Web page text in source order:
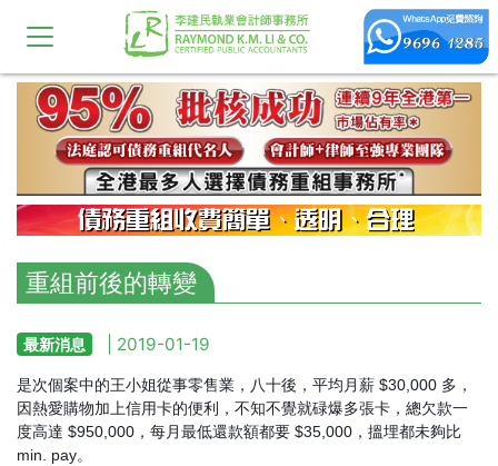
重組前後的轉變
最新消息 | 2019-01-19
是次個案中的王小姐從事零售業，八十後，平均月薪 $30,000 多，
因熱愛購物加上信用卡的便利，不知不覺就碌爆多張卡，總欠款一
度高達 $950,000，每月最低還款額都要 $35,000，搵埋都未夠比
min. pay。